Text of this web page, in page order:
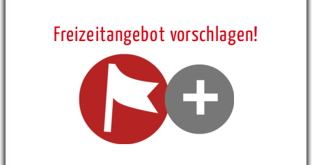
Freizeitangebot vorschlagen!